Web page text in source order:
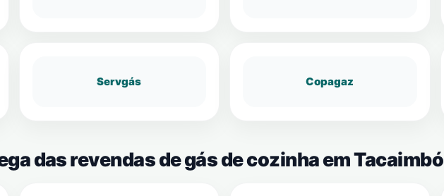
Servgás Copagaz
das revendas de gás de cozinha em Tacaimbó